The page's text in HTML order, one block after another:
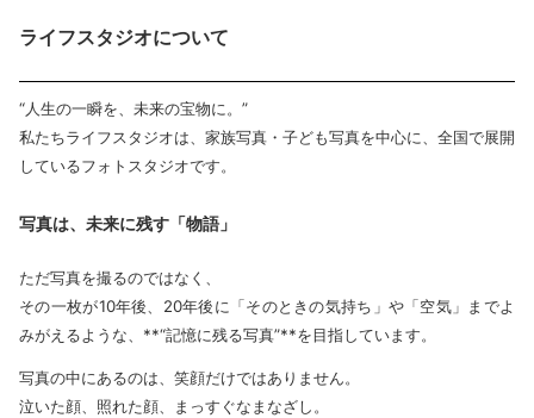
ライフスタジオについて
“人生の一瞬を、未来の宝物に。”
私たちライフスタジオは、家族写真・子ども写真を中心に、全国で展開
しているフォトスタジオです。
写真は、未来に残す「物語」
ただ写真を撮るのではなく、
その一枚が10年後、20年後に「そのときの気持ち」や「空気」までよ
みがえるような、**“記憶に残る写真”**を目指しています。
写真の中にあるのは、笑顔だけではありません。
泣いた顔、照れた顔、まっすぐなまなざし。